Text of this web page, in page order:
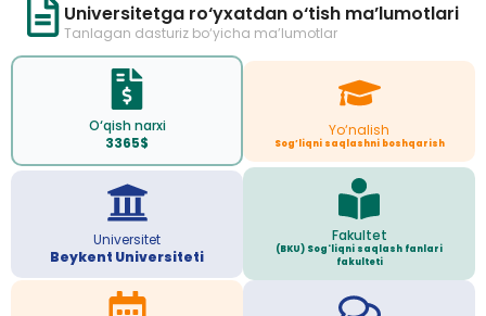
Universitetga ro‘yxatdan o‘tish ma’lumotlari
Tanlagan dasturiz bo‘yicha ma’lumotlar
O‘qish narxi
3365$
Yo‘nalish
Sog’liqni saqlashni boshqarish
Universitet
Beykent Universiteti
Fakultet
(BKU) Sog'liqni saqlash fanlari
fakulteti